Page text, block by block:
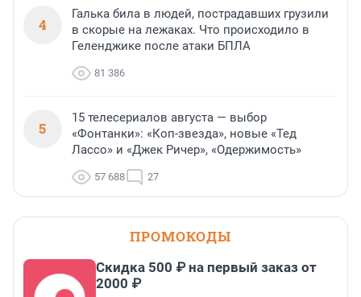
4
Галька била в людей, пострадавших грузили
в скорые на лежаках. Что происходило в
Геленджике после атаки БПЛА
81 386
5
15 телесериалов августа — выбор
«Фонтанки»: «Коп-звезда», новые «Тед
Лассо» и «Джек Ричер», «Одержимость»
57 688 27
ПРОМОКОДЫ
Скидка 500 ₽ на первый заказ от
2000 ₽